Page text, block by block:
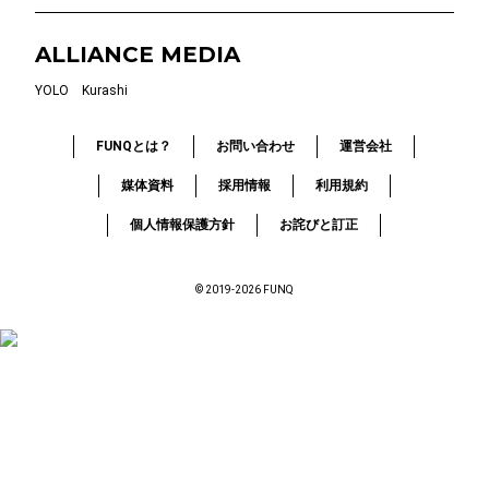
ALLIANCE MEDIA
YOLO Kurashi
FUNQとは？ お問い合わせ 運営会社
媒体資料 採用情報 利用規約
個人情報保護方針 お詫びと訂正
© 2019-2026 FUNQ